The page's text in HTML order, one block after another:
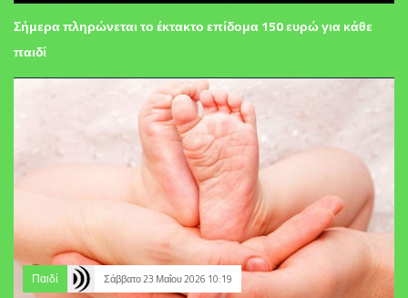
Σήμερα πληρώνεται το έκτακτο επίδομα 150 ευρώ για κάθε
παιδί
Παιδί Σάββατο 23 Μαΐου 2026 10:19